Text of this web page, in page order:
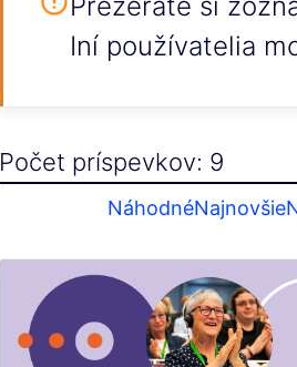
Iní používatelia
Počet príspevkov: 9
NáhodnéNajnovšie